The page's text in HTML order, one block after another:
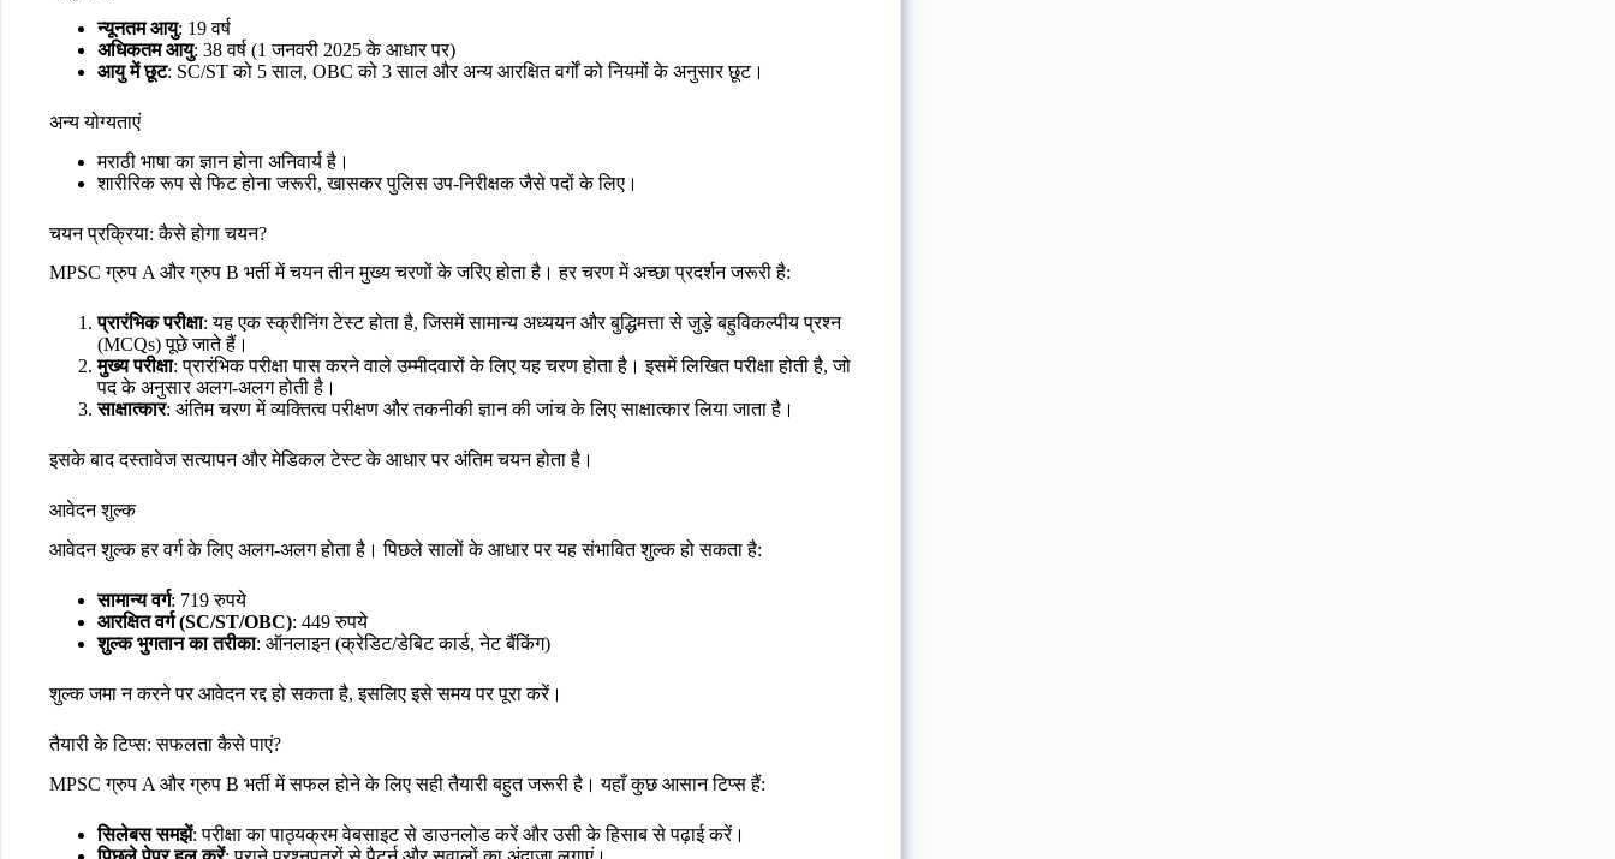
न्यूनतम आयु: 19 वर्ष
अधिकतम आयु: 38 वर्ष (1 जनवरी 2025 के आधार पर)
आयु में छूट: SC/ST को 5 साल, OBC को 3 साल और अन्य आरक्षित वर्गों को नियमों के अनुसार छूट।
अन्य योग्यताएं
मराठी भाषा का ज्ञान होना अनिवार्य है।
शारीरिक रूप से फिट होना जरूरी, खासकर पुलिस उप-निरीक्षक जैसे पदों के लिए।
चयन प्रक्रिया: कैसे होगा चयन?
MPSC ग्रुप A और ग्रुप B भर्ती में चयन तीन मुख्य चरणों के जरिए होता है। हर चरण में अच्छा प्रदर्शन जरूरी है:
प्रारंभिक परीक्षा: यह एक स्क्रीनिंग टेस्ट होता है, जिसमें सामान्य अध्ययन और बुद्धिमत्ता से जुड़े बहुविकल्पीय प्रश्न
(MCQs) पूछे जाते हैं।
मुख्य परीक्षा: प्रारंभिक परीक्षा पास करने वाले उम्मीदवारों के लिए यह चरण होता है। इसमें लिखित परीक्षा होती है, जो
पद के अनुसार अलग-अलग होती है।
साक्षात्कार: अंतिम चरण में व्यक्तित्व परीक्षण और तकनीकी ज्ञान की जांच के लिए साक्षात्कार लिया जाता है।
इसके बाद दस्तावेज सत्यापन और मेडिकल टेस्ट के आधार पर अंतिम चयन होता है।
आवेदन शुल्क
आवेदन शुल्क हर वर्ग के लिए अलग-अलग होता है। पिछले सालों के आधार पर यह संभावित शुल्क हो सकता है:
सामान्य वर्ग: 719 रुपये
आरक्षित वर्ग (SC/ST/OBC): 449 रुपये
शुल्क भुगतान का तरीका: ऑनलाइन (क्रेडिट/डेबिट कार्ड, नेट बैंकिंग)
शुल्क जमा न करने पर आवेदन रद्द हो सकता है, इसलिए इसे समय पर पूरा करें।
तैयारी के टिप्स: सफलता कैसे पाएं?
MPSC ग्रुप A और ग्रुप B भर्ती में सफल होने के लिए सही तैयारी बहुत जरूरी है। यहाँ कुछ आसान टिप्स हैं:
सिलेबस समझें: परीक्षा का पाठ्यक्रम वेबसाइट से डाउनलोड करें और उसी के हिसाब से पढ़ाई करें।